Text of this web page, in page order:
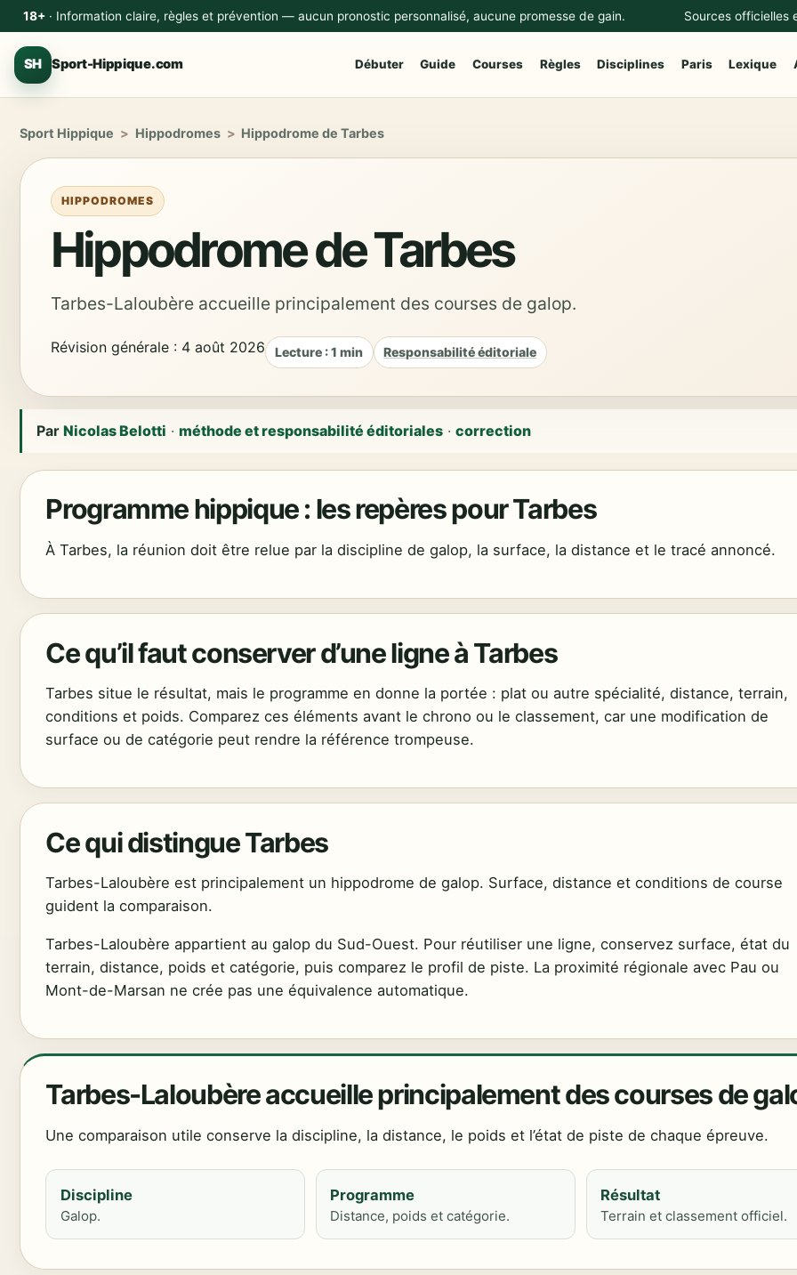
18+· Information claire, règles et prévention — aucun pronostic personnalisé, aucune promesse de gain. Sources officielles
SH Sport-Hippique.com Débuter Guide Courses Règles Disciplines Paris Lexique
Sport Hippique > Hippodromes > Hippodrome de Tarbes
HIPPODROMES
Hippodrome de Tarbes
Tarbes-Laloubère accueille principalement des courses de galop.
Révision générale : 4 août 2026 Lecture : 1 min Responsabilité éditoriale
ParNicolas Belotti ·méthode et responsabilité éditoriales ·correction
Programme hippique : les repères pour Tarbes
À Tarbes, la réunion doit être relue par la discipline de galop, la surface, la distance et le tracé annoncé.
Ce qu’il faut conserver d’une ligne à Tarbes
Tarbes situe le résultat, mais le programme en donne la portée : plat ou autre spécialité, distance, terrain,
conditions et poids. Comparez ces éléments avant le chrono ou le classement, car une modification de
surface ou de catégorie peut rendre la référence trompeuse.
Ce qui distingue Tarbes
Tarbes-Laloubère est principalement un hippodrome de galop. Surface, distance et conditions de course
guident la comparaison.
Tarbes-Laloubère appartient au galop du Sud-Ouest. Pour réutiliser une ligne, conservez surface, état du
terrain, distance, poids et catégorie, puis comparez le profil de piste. La proximité régionale avec Pau ou
Mont-de-Marsan ne crée pas une équivalence automatique.
Tarbes-Laloubère accueille principalement des courses de
Une comparaison utile conserve la discipline, la distance, le poids et l’état de piste de chaque épreuve.
Discipline
Galop.
Programme
Distance, poids et catégorie.
Résultat
Terrain et classement officiel.